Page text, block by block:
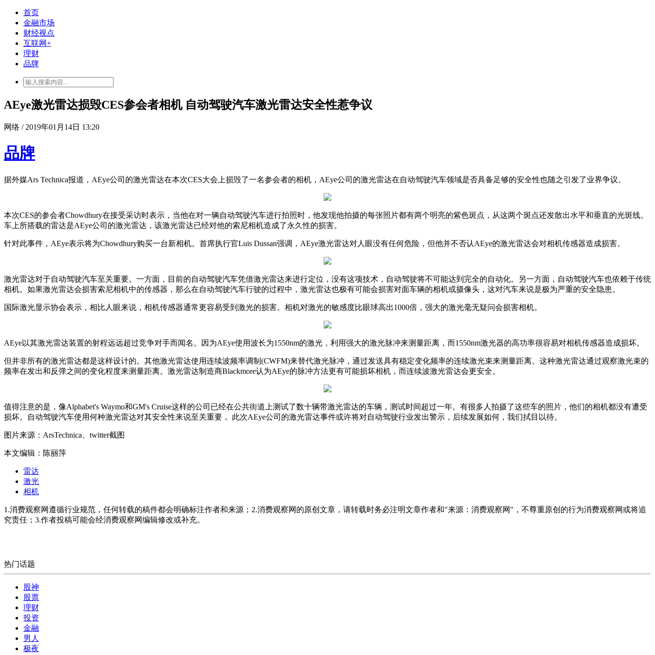
首页
金融市场
财经视点
互联网+
理财
品牌
AEye激光雷达损毁CES参会者相机 自动驾驶汽车激光雷达安全性惹争议
网络 / 2019年01月14日 13:20
品牌
据外媒Ars Technica报道，AEye公司的激光雷达在本次CES大会上损毁了一名参会者的相机，AEye公司的激光雷达在自动驾驶汽车领域是否具备足够的安全性也随之引发了业界争议。
本次CES的参会者Chowdhury在接受采访时表示，当他在对一辆自动驾驶汽车进行拍照时，他发现他拍摄的每张照片都有两个明亮的紫色斑点，从这两个斑点还发散出水平和垂直的光斑线。
车上所搭载的雷达是AEye公司的激光雷达，该激光雷达已经对他的索尼相机造成了永久性的损害。
针对此事件，AEye表示将为Chowdhury购买一台新相机。首席执行官Luis Dussan强调，AEye激光雷达对人眼没有任何危险，但他并不否认AEye的激光雷达会对相机传感器造成损害。
激光雷达对于自动驾驶汽车至关重要。一方面，目前的自动驾驶汽车凭借激光雷达来进行定位，没有这项技术，自动驾驶将不可能达到完全的自动化。另一方面，自动驾驶汽车也依赖于传统
相机。如果激光雷达会损害索尼相机中的传感器，那么在自动驾驶汽车行驶的过程中，激光雷达也极有可能会损害对面车辆的相机或摄像头，这对汽车来说是极为严重的安全隐患。
国际激光显示协会表示，相比人眼来说，相机传感器通常更容易受到激光的损害。相机对激光的敏感度比眼球高出1000倍，强大的激光毫无疑问会损害相机。
AEye以其激光雷达装置的射程远远超过竞争对手而闻名。因为AEye使用波长为1550nm的激光，利用强大的激光脉冲来测量距离，而1550nm激光器的高功率很容易对相机传感器造成损坏。
但并非所有的激光雷达都是这样设计的。其他激光雷达使用连续波频率调制(CWFM)来替代激光脉冲，通过发送具有稳定变化频率的连续激光束来测量距离。这种激光雷达通过观察激光束的
频率在发出和反弹之间的变化程度来测量距离。激光雷达制造商Blackmore认为AEye的脉冲方法更有可能损坏相机，而连续波激光雷达会更安全。
值得注意的是，像Alphabet's Waymo和GM's Cruise这样的公司已经在公共街道上测试了数十辆带激光雷达的车辆，测试时间超过一年。有很多人拍摄了这些车的照片，他们的相机都没有遭受
损坏。自动驾驶汽车使用何种激光雷达对其安全性来说至关重要， 此次AEye公司的激光雷达事件或许将对自动驾驶行业发出警示，后续发展如何，我们拭目以待。
图片来源：ArsTechnica、twitter截图
本文编辑：陈丽萍
雷达
激光
相机
1.消费观察网遵循行业规范，任何转载的稿件都会明确标注作者和来源；2.消费观察网的原创文章，请转载时务必注明文章作者和"来源：消费观察网"，不尊重原创的行为消费观察网或将追
究责任；3.作者投稿可能会经消费观察网编辑修改或补充。
热门话题
股神
股票
理财
投资
金融
男人
极夜